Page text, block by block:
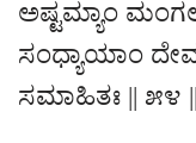
ಅಷ್ಟಮ್ಯಾಂ
ಸಂಧ್ಯಾಯಾಂ
ಸಮಾಹಿತಃ || ೫೪ ||